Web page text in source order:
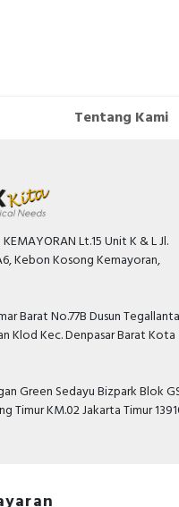
Tentang Kami
Lt.15 Unit K & L Jl.
Kebon Kosong Kemayoran,
Barat No.77B Dusun
Klod Kec. Denpasar Barat Kota
Green Sedayu Bizpark Blok
Timur KM.02 Jakarta Timur